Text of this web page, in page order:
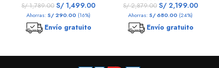
S/1,789.00 S/ 1,499.00
Ahorras: S/ 290.00 (16%)
Envío gratuito
S/2,879.00 S/2,199.00
Ahorras: S/680.00 (24%)
Envío gratuito